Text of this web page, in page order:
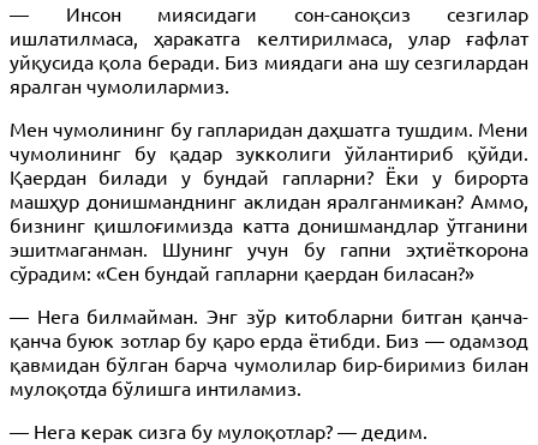
— Инсон миясидаги сон-саноқсиз сезгилар
ишлатилмаса, ҳаракатга келтирилмаса, улар ғафлат
уйқусида қола беради. Биз миядаги ана шу сезгилардан
яралган чумолилармиз.
Мен чумолининг бу гапларидан даҳшатга тушдим. Мени
чумолининг бу қадар зукколиги ўйлантириб қўйди.
Қаердан билади у бундай гапларни? Ёки у бирорта
машҳур донишманднинг аклидан яралганмикан? Аммо,
бизнинг қишлоғимизда катта донишмандлар ўтганини
эшитмаганман. Шунинг учун бу гапни эҳтиёткорона
сўрадим: «Сен бундай гапларни қаердан биласан?»
— Нега билмайман. Энг зўр китобларни битган қанча-
қанча буюк зотлар бу қаро ерда ётибди. Биз — одамзод
қавмидан бўлган барча чумолилар бир-биримиз билан
мулоқотда бўлишга интиламиз.
— Нега керак сизга бу мулоқотлар? — дедим.